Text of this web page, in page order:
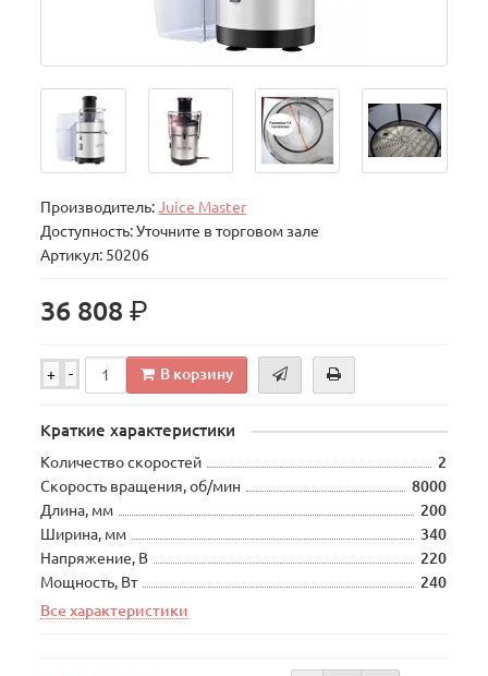
Производитель:Juice Master
Доступность: Уточните в торговом зале
Артикул: 50206
36 808р.
+ - В корзину
Краткие характеристики
Количество скоростей
2
Скорость вращения, об/мин
8000
Длина, мм
200
Ширина, мм
340
Напряжение, В
220
Мощность, Вт
240
Все характеристики